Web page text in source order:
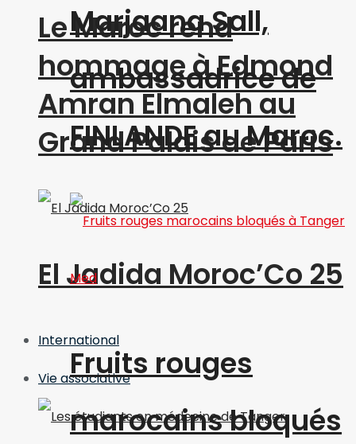
Le Maroc rend
hommage à Edmond
Amran Elmaleh au
Grand Palais de Paris
El Jadida Moroc’Co 25
International
Vie associative
Marjaana Sall,
ambassadrice de
FINLANDE au Maroc.
Fruits rouges
marocains bloqués